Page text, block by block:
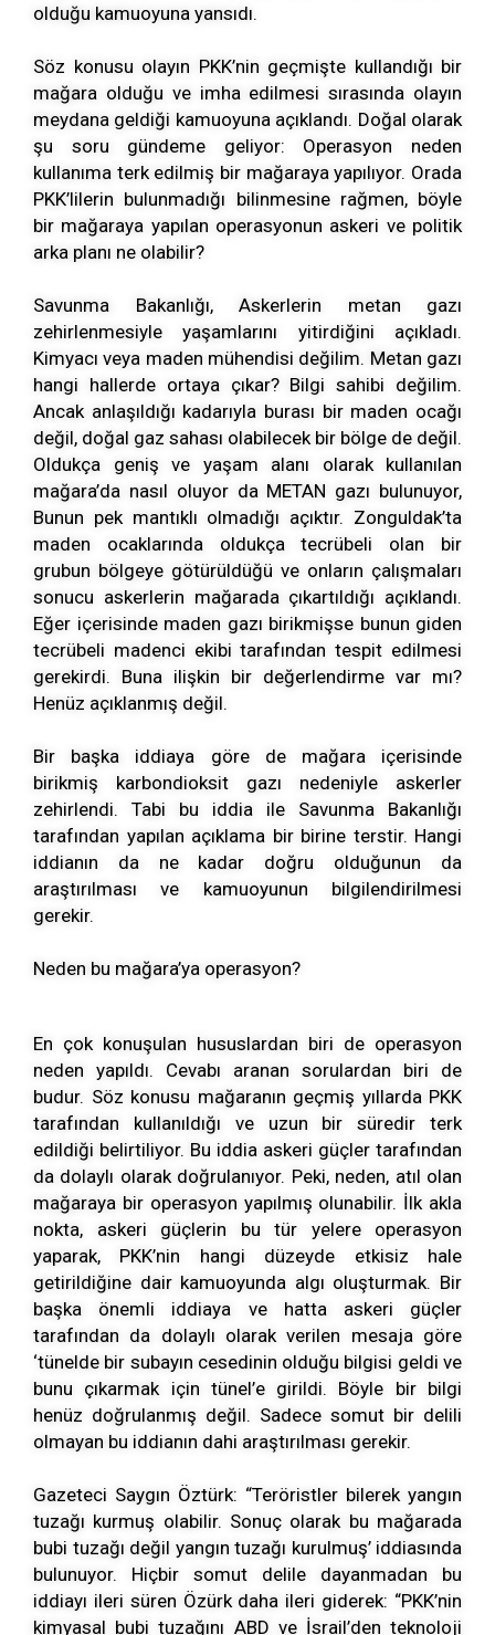
olduğu kamuoyuna yansıdı.
Söz konusu olayın PKK’nin geçmişte kullandığı bir
mağara olduğu ve imha edilmesi sırasında olayın
meydana geldiği kamuoyuna açıklandı. Doğal olarak
şu soru gündeme geliyor: Operasyon neden
kullanıma terk edilmiş bir mağaraya yapılıyor. Orada
PKK’lilerin bulunmadığı bilinmesine rağmen, böyle
bir mağaraya yapılan operasyonun askeri ve politik
arka planı ne olabilir?
Savunma Bakanlığı, Askerlerin metan gazı
zehirlenmesiyle yaşamlarını yitirdiğini açıkladı.
Kimyacı veya maden mühendisi değilim. Metan gazı
hangi hallerde ortaya çıkar? Bilgi sahibi değilim.
Ancak anlaşıldığı kadarıyla burası bir maden ocağı
değil, doğal gaz sahası olabilecek bir bölge de değil.
Oldukça geniş ve yaşam alanı olarak kullanılan
mağara’da nasıl oluyor da METAN gazı bulunuyor,
Bunun pek mantıklı olmadığı açıktır. Zonguldak’ta
maden ocaklarında oldukça tecrübeli olan bir
grubun bölgeye götürüldüğü ve onların çalışmaları
sonucu askerlerin mağarada çıkartıldığı açıklandı.
Eğer içerisinde maden gazı birikmişse bunun giden
tecrübeli madenci ekibi tarafından tespit edilmesi
gerekirdi. Buna ilişkin bir değerlendirme var mı?
Henüz açıklanmış değil.
Bir başka iddiaya göre de mağara içerisinde
birikmiş karbondioksit gazı nedeniyle askerler
zehirlendi. Tabi bu iddia ile Savunma Bakanlığı
tarafından yapılan açıklama bir birine terstir. Hangi
iddianın da ne kadar doğru olduğunun da
araştırılması ve kamuoyunun bilgilendirilmesi
gerekir.
Neden bu mağara’ya operasyon?
En çok konuşulan hususlardan biri de operasyon
neden yapıldı. Cevabı aranan sorulardan biri de
budur. Söz konusu mağaranın geçmiş yıllarda PKK
tarafından kullanıldığı ve uzun bir süredir terk
edildiği belirtiliyor. Bu iddia askeri güçler tarafından
da dolaylı olarak doğrulanıyor. Peki, neden, atıl olan
mağaraya bir operasyon yapılmış olunabilir. İlk akla
nokta, askeri güçlerin bu tür yelere operasyon
yaparak, PKK’nin hangi düzeyde etkisiz hale
getirildiğine dair kamuoyunda algı oluşturmak. Bir
başka önemli iddiaya ve hatta askeri güçler
tarafından da dolaylı olarak verilen mesaja göre
‘tünelde bir subayın cesedinin olduğu bilgisi geldi ve
bunu çıkarmak için tünel’e girildi. Böyle bir bilgi
henüz doğrulanmış değil. Sadece somut bir delili
olmayan bu iddianın dahi araştırılması gerekir.
Gazeteci Saygın Öztürk: “Teröristler bilerek yangın
tuzağı kurmuş olabilir. Sonuç olarak bu mağarada
bubi tuzağı değil yangın tuzağı kurulmuş’ iddiasında
bulunuyor. Hiçbir somut delile dayanmadan bu
iddiayı ileri süren Özürk daha ileri giderek: “PKK’nin
kimyasal bubi tuzağını ABD ve İsrail’den teknoloji